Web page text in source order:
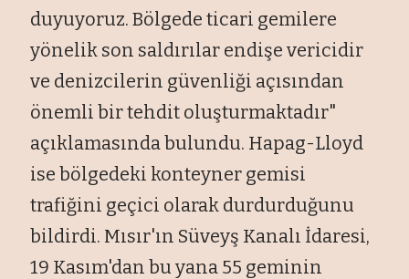
duyuyoruz. Bölgede ticari gemilere
yönelik son saldırılar endişe vericidir
ve denizcilerin güvenliği açısından
önemli bir tehdit oluşturmaktadır"
açıklamasında bulundu. Hapag-Lloyd
ise bölgedeki konteyner gemisi
trafiğini geçici olarak durdurduğunu
bildirdi. Mısır'ın Süveyş Kanalı İdaresi,
19 Kasım'dan bu yana 55 geminin